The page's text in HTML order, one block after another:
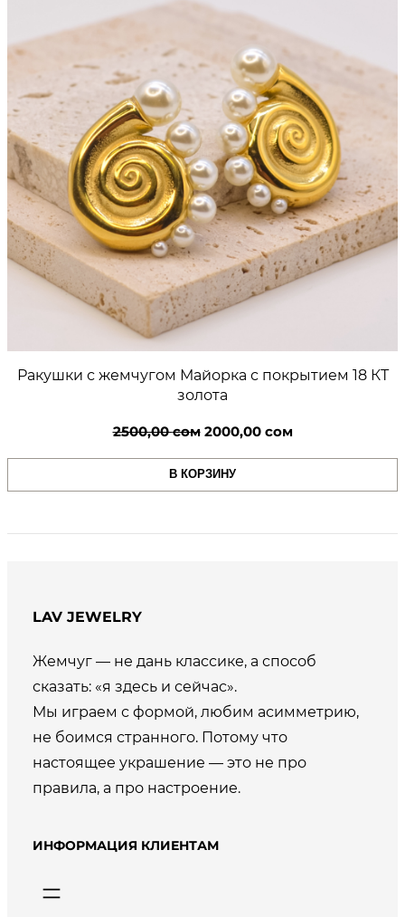
Ракушки с жемчугом Майорка с покрытием 18 КТ
золота
2500,00сом Первоначальная
цена
составляла
2000,00 сомТекущая
цена:
В КОРЗИНУ
LAV JEWELRY
Жемчуг — не дань классике, а способ
сказать: «я здесь и сейчас».
Мы играем с формой, любим асимметрию,
не боимся странного. Потому что
настоящее украшение — это не про
правила, а про настроение.
ИНФОРМАЦИЯ КЛИЕНТАМ